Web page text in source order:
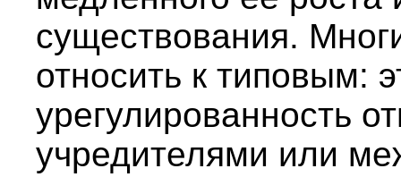
существования.
относить к типовым:
урегулированность
учредителями или